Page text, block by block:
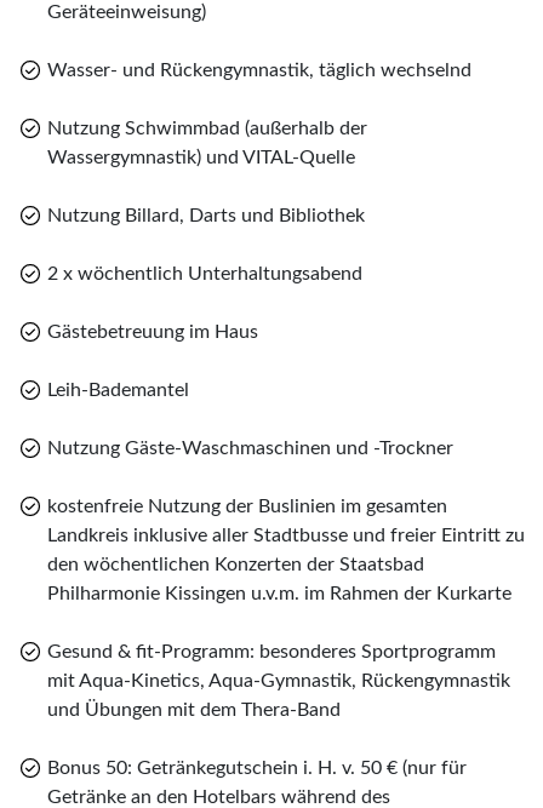
Bad Kissingen 2027 – 7 Tage
Geräteeinweisung)
Wasser- und Rückengymnastik, täglich wechselnd
Nutzung Schwimmbad (außerhalb der
Wassergymnastik) und VITAL-Quelle
Nutzung Billard, Darts und Bibliothek
2 x wöchentlich Unterhaltungsabend
Gästebetreuung im Haus
Leih-Bademantel
Nutzung Gäste-Waschmaschinen und -Trockner
kostenfreie Nutzung der Buslinien im gesamten
Landkreis inklusive aller Stadtbusse und freier Eintritt zu
den wöchentlichen Konzerten der Staatsbad
Philharmonie Kissingen u.v.m. im Rahmen der Kurkarte
Gesund & fit-Programm: besonderes Sportprogramm
mit Aqua-Kinetics, Aqua-Gymnastik, Rückengymnastik
und Übungen mit dem Thera-Band
Bonus 50: Getränkegutschein i. H. v. 50 € (nur für
Getränke an den Hotelbars während des